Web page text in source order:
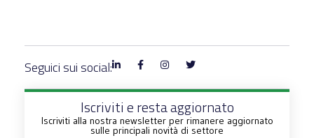
Seguici sui social:
Iscriviti e resta aggiornato
Iscriviti alla nostra newsletter per rimanere aggiornato
sulle principali novità di settore